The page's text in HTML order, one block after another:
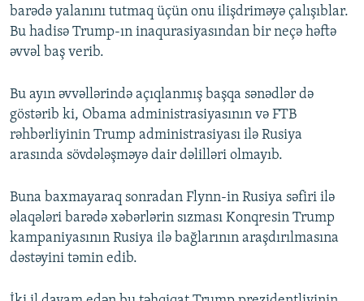
barədə yalanını tutmaq üçün onu ilişdriməyə çalışıblar.
Bu hadisə Trump-ın inaqurasiyasından bir neçə həftə
əvvəl baş verib.
Bu ayın əvvəllərində açıqlanmış başqa sənədlər də
göstərib ki, Obama administrasiyasının və FTB
rəhbərliyinin Trump administrasiyası ilə Rusiya
arasında sövdələşməyə dair dəlilləri olmayıb.
Buna baxmayaraq sonradan Flynn-in Rusiya səfiri ilə
əlaqələri barədə xəbərlərin sızması Konqresin Trump
kampaniyasının Rusiya ilə bağlarının araşdırılmasına
dəstəyini təmin edib.